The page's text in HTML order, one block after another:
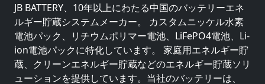
JB BATTERY、10年以上にわたる中国のバッテリーエネ
ルギー貯蔵システムメーカー。 カスタムニッケル水素
電池パック、リチウムポリマー電池、LiFePO4電池、Li-
ion電池パックに特化しています。 家庭用エネルギー貯
蔵、クリーンエネルギー貯蔵などのエネルギー貯蔵ソリ
ューションを提供しています。当社のバッテリーは、